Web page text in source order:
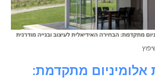
אלומיניום מתקדמת: